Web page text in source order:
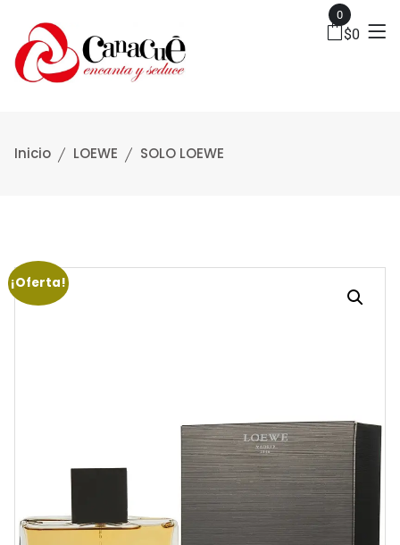
0
$0
Inicio LOEWE SOLO LOEWE
¡Oferta!